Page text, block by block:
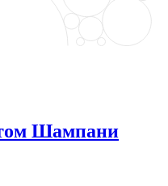
Шампани